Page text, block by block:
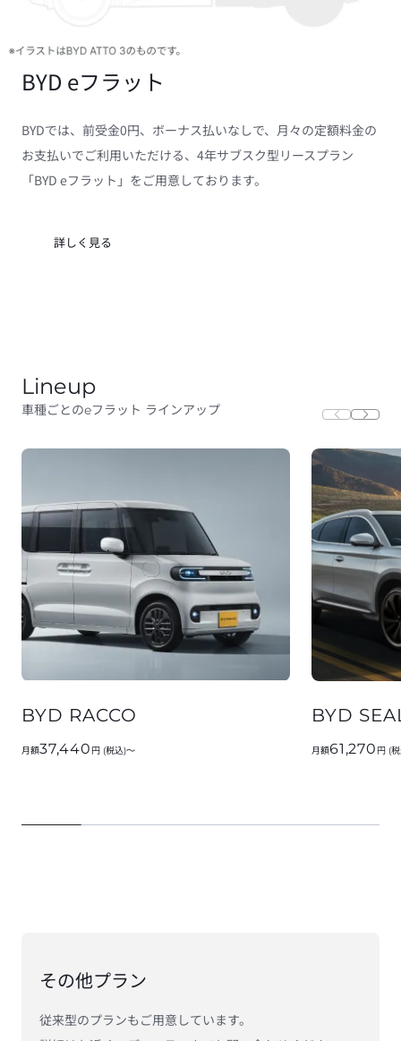
BYD eフラット
BYDでは、前受金0円、ボーナス払いなしで、月々の定額料金の
お支払いでご利用いただける、4年サブスク型リースプラン
「BYD eフラット」をご用意しております。
詳しく見る
Lineup
車種ごとのeフラット ラインアップ
BYD RACCO
月額37,440 円 (税込)～
BYD
月額61,270 円 (
その他プラン
従来型のプランもご用意しています。